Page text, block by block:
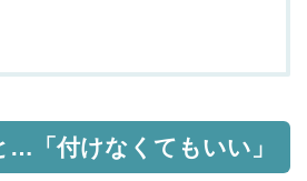
…「付けなくてもいい」